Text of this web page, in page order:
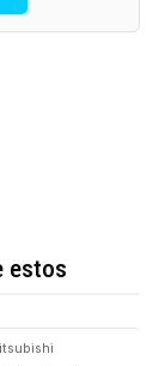
estos